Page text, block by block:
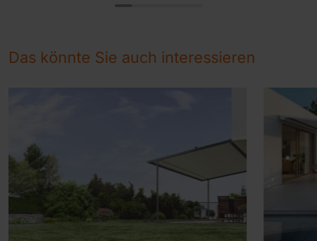
Das könnte Sie auch interessieren